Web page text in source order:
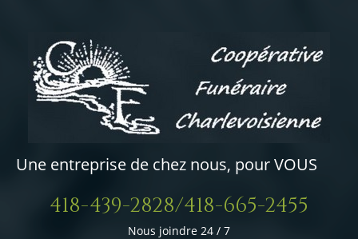
Une entreprise de chez nous, pour VOUS
418-439-2828/418-665-2455
Nous joindre 24 / 7